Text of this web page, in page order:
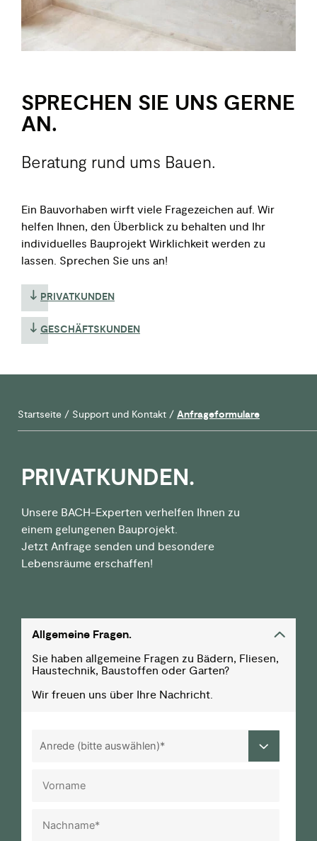
SPRECHEN SIE UNS GERNE
AN.
Beratung rund ums Bauen.
Ein Bauvorhaben wirft viele Fragezeichen auf. Wir
helfen Ihnen, den Überblick zu behalten und Ihr
individuelles Bauprojekt Wirklichkeit werden zu
lassen. Sprechen Sie uns an!
PRIVATKUNDEN
GESCHÄFTSKUNDEN
Startseite / Support und Kontakt / Anfrageformulare
PRIVAT­KUNDEN.
Unsere BACH-Experten verhelfen Ihnen zu
einem gelungenen Bauprojekt.
Jetzt Anfrage senden und besondere
Lebensräume erschaffen!
Allgemeine Fragen.
Sie haben allgemeine Fragen zu Bädern, Fliesen,
Haustechnik, Baustoffen oder Garten?
Wir freuen uns über Ihre Nachricht.